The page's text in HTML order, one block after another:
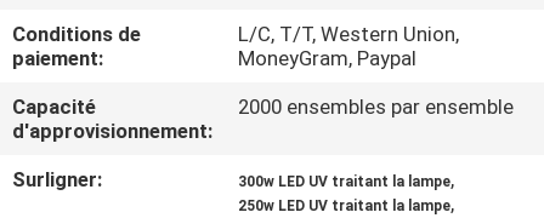
QUALITÉ
CONTACTEZ-
Conditions de
paiement:
L/C, T/T, Western Union,
MoneyGram, Paypal
Capacité
d'approvisionnement:
2000 ensembles par ensemble
Surligner: 300w LED UV traitant la lampe,
250w LED UV traitant la lampe,